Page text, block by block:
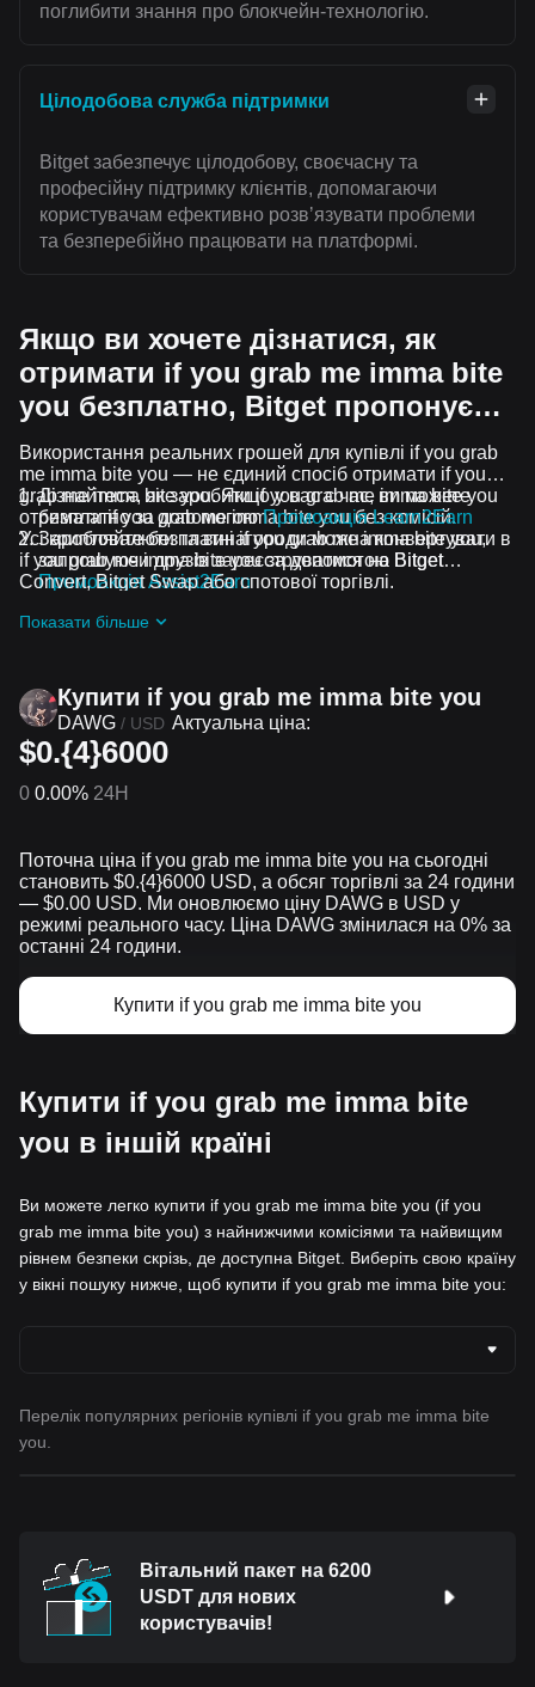
поглибити знання про блокчейн-технологію.
Цілодобова служба підтримки
Bitget забезпечує цілодобову, своєчасну та
професійну підтримку клієнтів, допомагаючи
користувачам ефективно розвʼязувати проблеми
та безперебійно працювати на платформі.
Якщо ви хочете дізнатися, як
отримати if you grab me imma bite
you безплатно, Bitget пропонує…
Використання реальних грошей для купівлі if you grab
me imma bite you — не єдиний спосіб отримати if you
grab me imma bite you. Якщо у вас є час, ви можете
отримати if you grab me imma bite you без комісій.
Дізнайтеся, як заробити if you grab me imma bite you
безплатно за допомогоюПромоакція Learn2Earn
Заробляйте безплатні if you grab me imma bite you,
запрошуючи друзів зареєструватися на Bitget
Промоакція Assist2Earn
вигляді аірдропів, приєднавшись до
Усі криптовалюти та винагороди можна конвертувати в
if you grab me imma bite you за допомогою Bitget
Convert, Bitget Swap або спотової торгівлі.
Показати більше
Купити if you grab me imma bite you
DAWG / USD Актуальна ціна:
$0.{4}6000
0 0.00% 24H
Поточна ціна if you grab me imma bite you на сьогодні
становить $0.{​4}6000 USD, а обсяг торгівлі за 24 години
— $0.00 USD. Ми оновлюємо ціну DAWG в USD у
режимі реального часу. Ціна DAWG змінилася на 0% за
останні 24 години.
Купити if you grab me imma bite you
Купити if you grab me imma bite
you в іншій країні
Ви можете легко купити if you grab me imma bite you (if you
grab me imma bite you) з найнижчими комісіями та найвищим
рівнем безпеки скрізь, де доступна Bitget. Виберіть свою країну
у вікні пошуку нижче, щоб купити if you grab me imma bite you:
Перелік популярних регіонів купівлі if you grab me imma bite
you.
Вітальний пакет на 6200
USDT для нових
користувачів!